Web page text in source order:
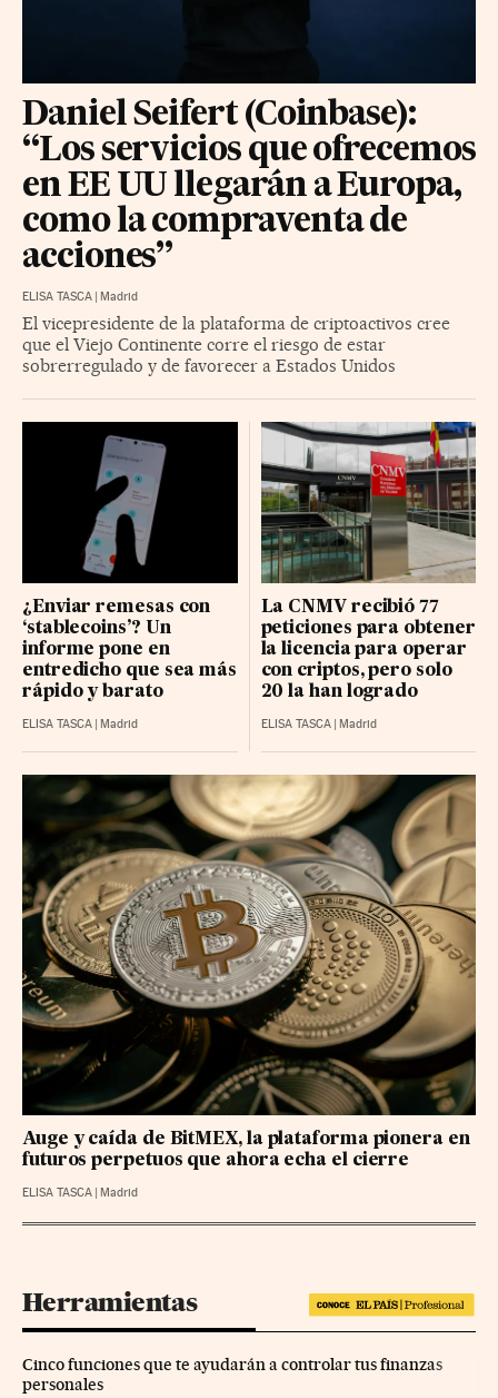
Daniel Seifert (Coinbase):
“Los servicios que ofrecemos
en EE UU llegarán a Europa,
como la compraventa de
acciones”
ELISA TASCA | Madrid
El vicepresidente de la plataforma de criptoactivos cree
que el Viejo Continente corre el riesgo de estar
sobrerregulado y de favorecer a Estados Unidos
¿Enviar remesas con
‘stablecoins’? Un
informe pone en
entredicho que sea más
rápido y barato
ELISA TASCA | Madrid
La CNMV recibió 77
peticiones para obtener
la licencia para operar
con criptos, pero solo
20 la han logrado
ELISA TASCA | Madrid
Auge y caída de BitMEX, la plataforma pionera en
futuros perpetuos que ahora echa el cierre
ELISA TASCA | Madrid
Herramientas
Cinco funciones que te ayudarán a controlar tus finanzas
personales